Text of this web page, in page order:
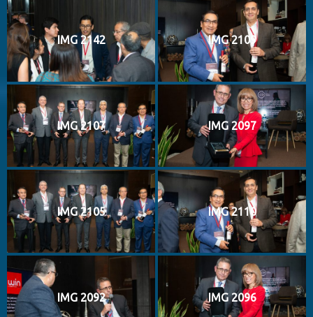
IMG 2142 IMG 2109
IMG 2107 IMG 2097
IMG 2105 IMG 2110
IMG 2092 IMG 2096